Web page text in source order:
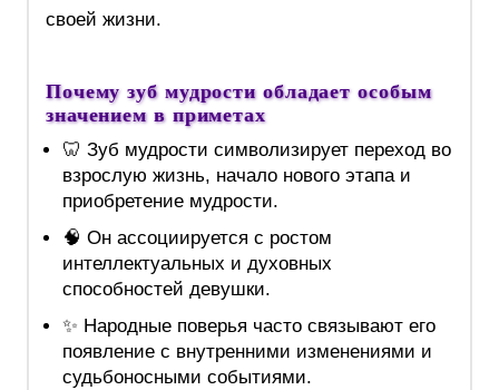
своей жизни.
Почему зуб мудрости обладает особым
значением в приметах
🦷 Зуб мудрости символизирует переход во
взрослую жизнь, начало нового этапа и
приобретение мудрости.
🧠 Он ассоциируется с ростом
интеллектуальных и духовных
способностей девушки.
✨ Народные поверья часто связывают его
появление с внутренними изменениями и
судьбоносными событиями.